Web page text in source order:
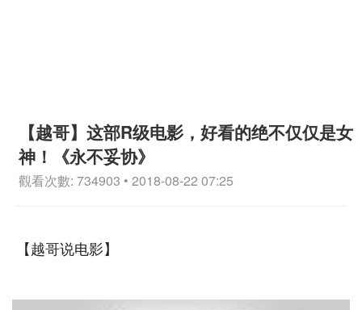
【越哥】这部R级电影，好看的绝不仅仅是女
神！《永不妥协》
觀看次數: 734903 • 2018-08-22 07:25
【越哥说电影】